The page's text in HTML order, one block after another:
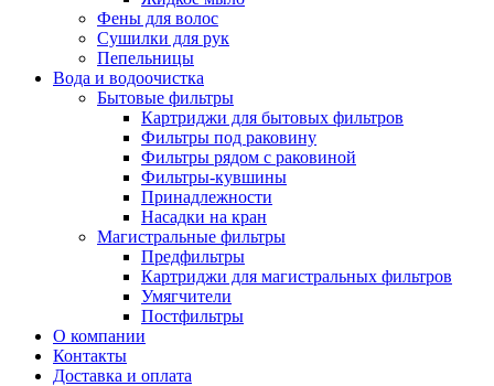
Фены для волос
Сушилки для рук
Пепельницы
Вода и водоочистка
Бытовые фильтры
Картриджи для бытовых фильтров
Фильтры под раковину
Фильтры рядом с раковиной
Фильтры-кувшины
Принадлежности
Насадки на кран
Магистральные фильтры
Предфильтры
Картриджи для магистральных фильтров
Умягчители
Постфильтры
О компании
Контакты
Доставка и оплата